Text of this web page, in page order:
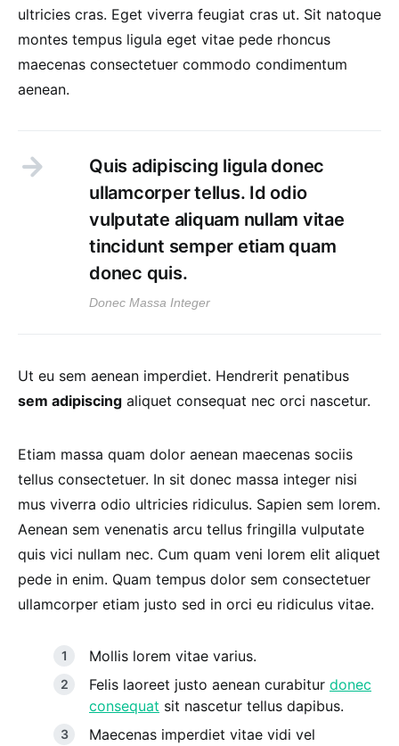
ultricies cras. Eget viverra feugiat cras ut. Sit natoque
montes tempus ligula eget vitae pede rhoncus
maecenas consectetuer commodo condimentum
aenean.
Quis adipiscing ligula donec
ullamcorper tellus. Id odio
vulputate aliquam nullam vitae
tincidunt semper etiam quam
donec quis.
Donec Massa Integer
Ut eu sem aenean imperdiet. Hendrerit penatibus
sem adipiscing aliquet consequat nec orci nascetur.
Etiam massa quam dolor aenean maecenas sociis
tellus consectetuer. In sit donec massa integer nisi
mus viverra odio ultricies ridiculus. Sapien sem lorem.
Aenean sem venenatis arcu tellus fringilla vulputate
quis vici nullam nec. Cum quam veni lorem elit aliquet
pede in enim. Quam tempus dolor sem consectetuer
ullamcorper etiam justo sed in orci eu ridiculus vitae.
Mollis lorem vitae varius.
Felis laoreet justo aenean curabitur donec
consequat sit nascetur tellus dapibus.
Maecenas imperdiet vitae vidi vel